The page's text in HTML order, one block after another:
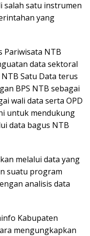
salah satu instrumen
yang
Pariwisata NTB
data sektoral
Satu Data terus
BPS NTB sebagai
wali data serta OPD
untuk mendukung
data bagus NTB
melalui data yang
suatu program
analisis data
Kabupaten
mengungkapkan